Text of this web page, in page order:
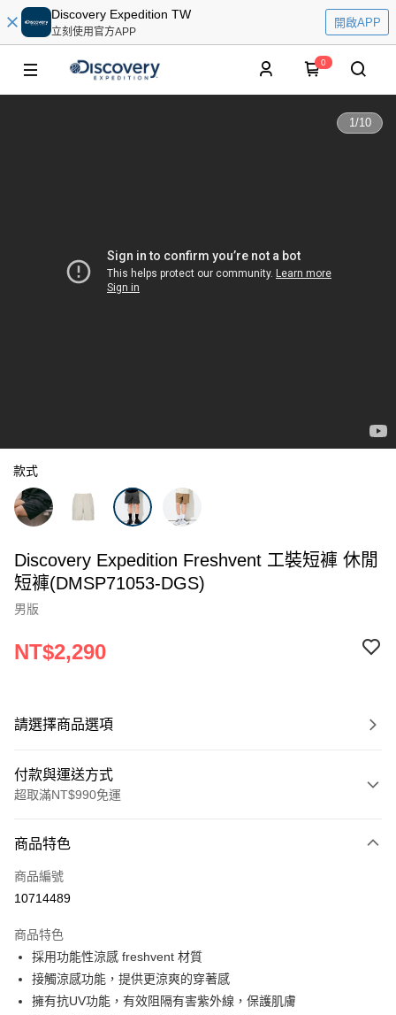
Discovery Expedition TW
立刻使用官方APP
開啟APP
0
1/10
款式
Discovery Expedition Freshvent 工裝短褲 休閒
短褲(DMSP71053-DGS)
男版
NT$2,290
請選擇商品選項
付款與運送方式
超取滿NT$990免運
信用卡一次付款
超商取貨付款
Apple Pay
運送方式
商品特色
商品編號
10714489
商品特色
採用功能性涼感 freshvent 材質
接觸涼感功能，提供更涼爽的穿著感
擁有抗UV功能，有效阻隔有害紫外線，保護肌膚